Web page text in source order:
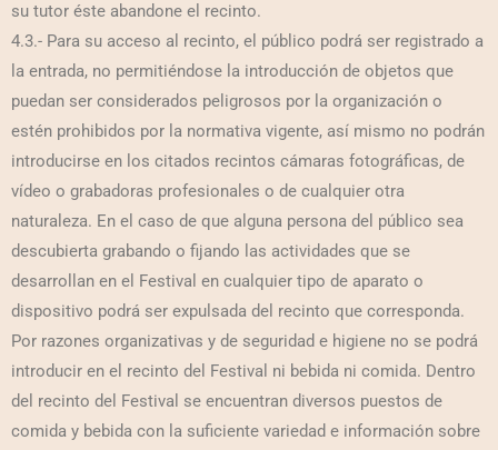
su tutor éste abandone el recinto.
4.3.- Para su acceso al recinto, el público podrá ser registrado a
la entrada, no permitiéndose la introducción de objetos que
puedan ser considerados peligrosos por la organización o
estén prohibidos por la normativa vigente, así mismo no podrán
introducirse en los citados recintos cámaras fotográficas, de
vídeo o grabadoras profesionales o de cualquier otra
naturaleza. En el caso de que alguna persona del público sea
descubierta grabando o fijando las actividades que se
desarrollan en el Festival en cualquier tipo de aparato o
dispositivo podrá ser expulsada del recinto que corresponda.
Por razones organizativas y de seguridad e higiene no se podrá
introducir en el recinto del Festival ni bebida ni comida. Dentro
del recinto del Festival se encuentran diversos puestos de
comida y bebida con la suficiente variedad e información sobre